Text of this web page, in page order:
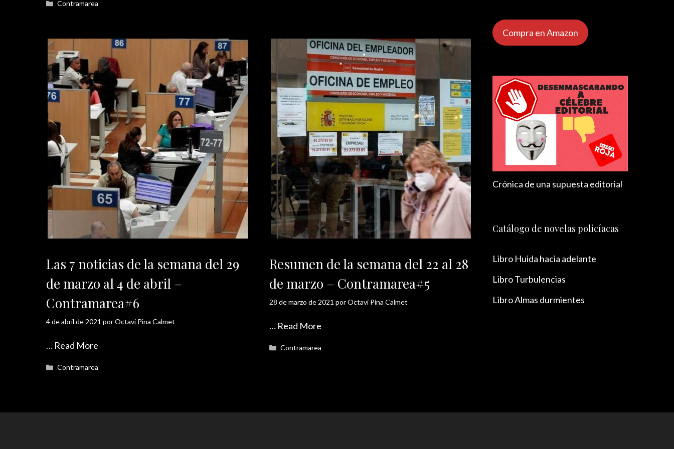
Categorías
Contramarea
Las 7 noticias de la semana del 29
de marzo al 4 de abril –
Contramarea#6
4 de abril de 2021 porOctavi Pina Calmet
… Read More
Categorías
Contramarea
Resumen de la semana del 22 al 28
de marzo – Contramarea#5
28 de marzo de 2021 porOctavi Pina Calmet
… Read More
Categorías
Contramarea
Compra en Amazon
Crónica de una supuesta editorial
Catálogo de novelas policíacas
Libro Huida hacia adelante
Libro Turbulencias
Libro Almas durmientes